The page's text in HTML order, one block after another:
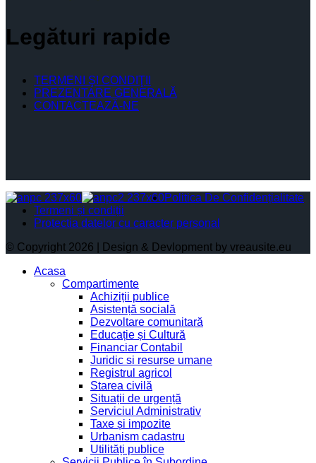
Legături rapide
TERMENI ŞI CONDIŢII
PREZENTARE GENERALĂ
CONTACTEAZĂ-NE
Politica De Confidențialitate
Termeni și condiții
Protectia datelor cu caracter personal
© Copyright 2026 | Design & Devlopment by vreausite.eu
Acasa
Compartimente
Achiziții publice
Asistență socială
Dezvoltare comunitară
Educație și Cultură
Financiar Contabil
Juridic si resurse umane
Registrul agricol
Starea civilă
Situații de urgență
Serviciul Administrativ
Taxe și impozite
Urbanism cadastru
Utilități publice